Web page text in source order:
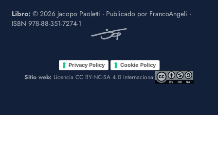
Libro: © 2026 Jacopo Paoletti · Publicado por FrancoAngeli ·
ISBN 978-88-351-7274-1
Privacy Policy · Cookie Policy
Sitio web: Licencia CC BY-NC-SA 4.0 Internacional